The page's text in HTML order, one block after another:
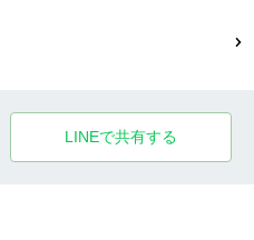
LINEで共有する